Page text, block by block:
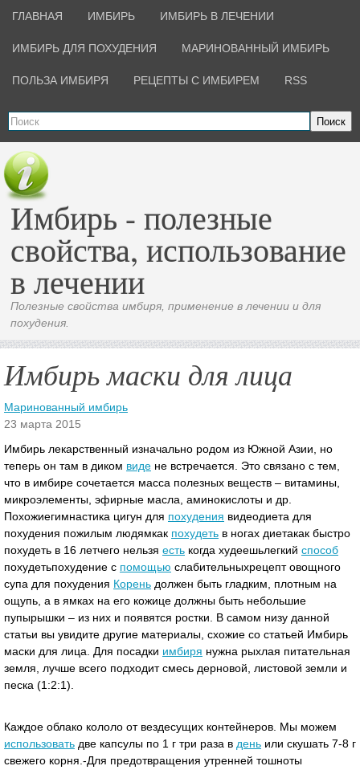
ГЛАВНАЯ ИМБИРЬ ИМБИРЬ В ЛЕЧЕНИИ
ИМБИРЬ ДЛЯ ПОХУДЕНИЯ МАРИНОВАННЫЙ ИМБИРЬ
ПОЛЬЗА ИМБИРЯ РЕЦЕПТЫ С ИМБИРЕМ RSS
Поиск
Имбирь - полезные
свойства, использование
в лечении
Полезные свойства имбиря, применение в лечении и для
похудения.
Имбирь маски для лица
Маринованный имбирь
23 марта 2015
Имбирь лекарственный изначально родом из Южной Азии, но
теперь он там в диком виде не встречается. Это связано с тем,
что в имбире сочетается масса полезных веществ – витамины,
микроэлементы, эфирные масла, аминокислоты и др.
Похожиегимнастика цигун для похудения видеодиета для
похудения пожилым людямкак похудеть в ногах диетакак быстро
похудеть в 16 летчего нельзя есть когда худеешьлегкий способ
похудетьпохудение с помощью слабительныхрецепт овощного
супа для похудения Корень должен быть гладким, плотным на
ощупь, а в ямках на его кожице должны быть небольшие
пупырышки – из них и появятся ростки. В самом низу данной
статьи вы увидите другие материалы, схожие со статьей Имбирь
маски для лица.
Для посадки имбиря нужна рыхлая питательная
земля, лучше всего подходит смесь дерновой, листовой земли и
песка (1:2:1).
Каждое облако кололо от вездесущих контейнеров. Мы можем
использовать две капсулы по 1 г три раза в день или скушать 7-8 г
свежего корня.-Для предотвращения утренней тошноты